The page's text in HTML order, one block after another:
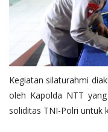
Kegiatan silaturahmi
oleh Kapolda NTT
soliditas TNI-Polri untuk